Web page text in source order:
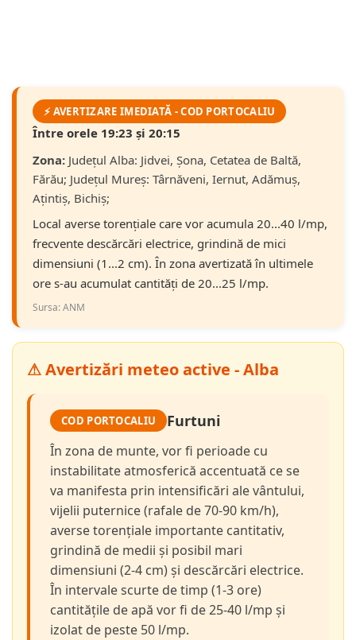
⚡ AVERTIZARE IMEDIATĂ - COD PORTOCALIU
Între orele 19:23 și 20:15
Zona: Județul Alba: Jidvei, Șona, Cetatea de Baltă,
Fărău; Județul Mureş: Târnăveni, Iernut, Adămuș,
Ațintiș, Bichiș;
Local averse torențiale care vor acumula 20...40 l/mp,
frecvente descărcări electrice, grindină de mici
dimensiuni (1...2 cm). În zona avertizată în ultimele
ore s-au acumulat cantități de 20...25 l/mp.
Sursa: ANM
⚠ Avertizări meteo active - Alba
COD PORTOCALIU Furtuni
În zona de munte, vor fi perioade cu
instabilitate atmosferică accentuată ce se
va manifesta prin intensificări ale vântului,
vijelii puternice (rafale de 70-90 km/h),
averse torențiale importante cantitativ,
grindină de medii și posibil mari
dimensiuni (2-4 cm) și descărcări electrice.
În intervale scurte de timp (1-3 ore)
cantitățile de apă vor fi de 25-40 l/mp și
izolat de peste 50 l/mp.